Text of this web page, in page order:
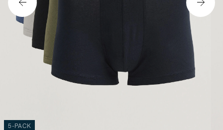
5-PACK